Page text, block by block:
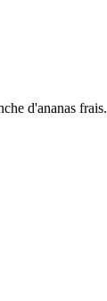
d'ananas frais.